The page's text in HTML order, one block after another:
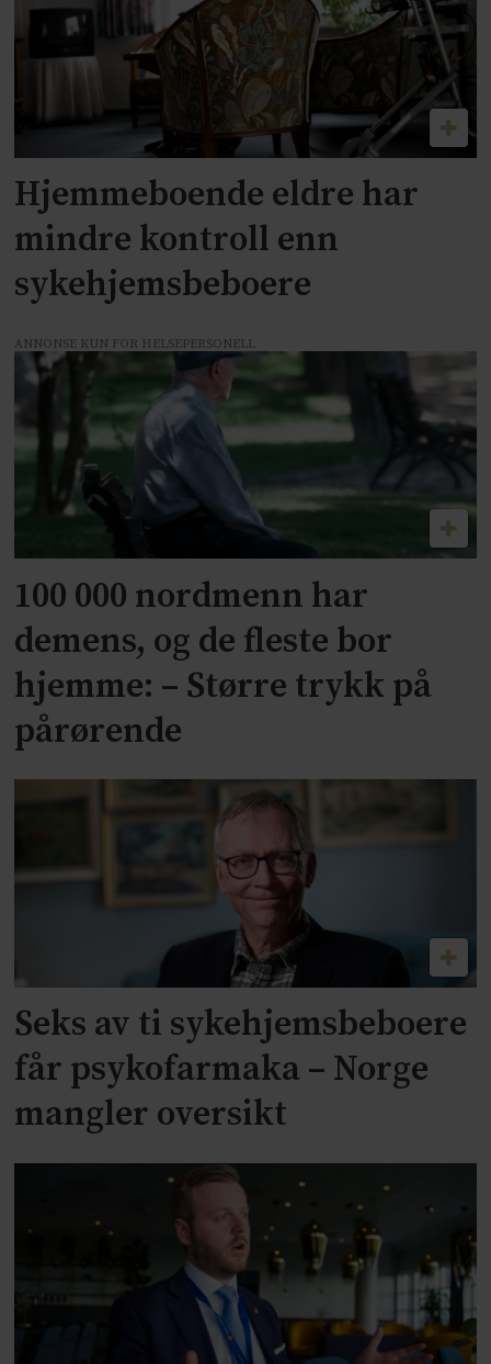
Hjemmeboende eldre har
mindre kontroll enn
sykehjemsbeboere
ANNONSE KUN FOR HELSEPERSONELL
100 000 nordmenn har
demens, og de fleste bor
hjemme: – Større trykk på
pårørende
Seks av ti sykehjemsbeboere
får psykofarmaka – Norge
mangler oversikt